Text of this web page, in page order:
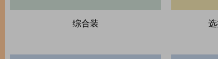
综合装